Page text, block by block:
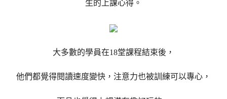
生的上課心得。
大多數的學員在18堂課程結束後，
他們都覺得閱讀速度變快，注意力也被訓練可以專心，